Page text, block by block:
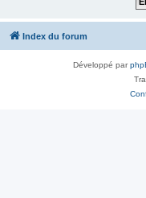
Index du forum
Développé par